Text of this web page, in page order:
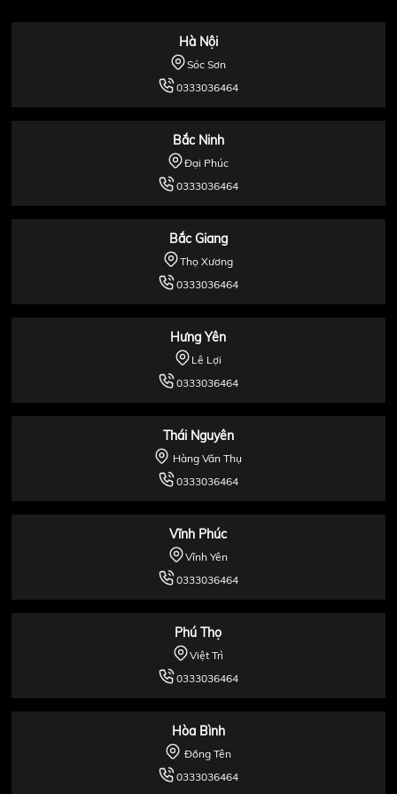
Hà Nội
Sóc Sơn
0333036464
Bắc Ninh
Đại Phúc
0333036464
Bắc Giang
Thọ Xương
0333036464
Hưng Yên
Lê Lợi
0333036464
Thái Nguyên
Hàng Văn Thụ
0333036464
Vĩnh Phúc
Vĩnh Yên
0333036464
Phú Thọ
Việt Trì
0333036464
Hòa Bình
Đồng Tên
0333036464